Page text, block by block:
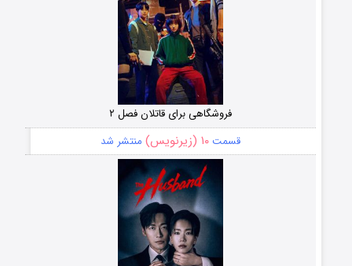
فروشگاهی برای قاتلان فصل ۲
قسمت۱۰ (زیرنویس) منتشر شد